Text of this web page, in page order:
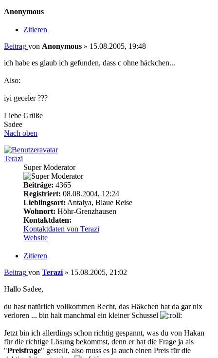
Anonymous
Zitieren
Beitrag von Anonymous » 15.08.2005, 19:48
ich habe es glaub ich gefunden, dass c ohne häckchen...
Also:
iyi geceler ???
Liebe Grüße
Sadee
Nach oben
Terazi
Super Moderator
Beiträge: 4365
Registriert: 08.08.2004, 12:24
Lieblingsort: Antalya, Blaue Reise
Wohnort: Höhr-Grenzhausen
Kontaktdaten:
Kontaktdaten von Terazi
Website
Zitieren
Beitrag von Terazi » 15.08.2005, 21:02
Hallo Sadee,
du hast natürlich vollkommen Recht, das Häkchen hat da gar nix
verloren ... bin halt manchmal ein kleiner Schussel
Jetzt bin ich allerdings schon richtig gespannt, was du von Hakan
für die richtige Lösung bekommst, denn er hat die Frage ja als
"Preisfrage" gestellt, also muss es ja auch einen Preis für die